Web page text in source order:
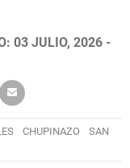
03 JULIO, 2026 -
CHUPINAZO
SAN